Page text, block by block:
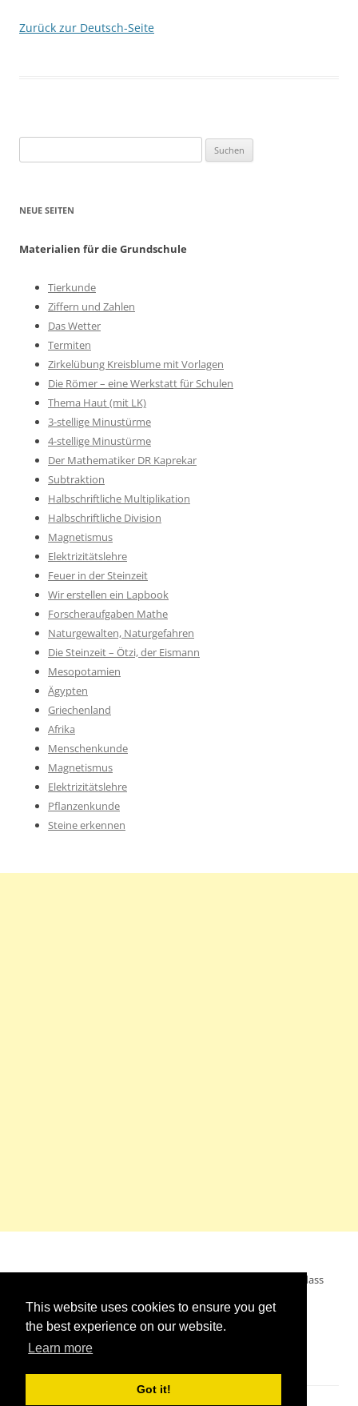
This website uses cookies to ensure you get
the best experience on our website.
Learn more
Got it!
Zurück zur Deutsch-Seite
nach:
NEUE SEITEN
Materialien für die Grundschule
Tierkunde
Ziffern und Zahlen
Das Wetter
Termiten
Zirkelübung Kreisblume mit Vorlagen
Die Römer – eine Werkstatt für Schulen
Thema Haut (mit LK)
3-stellige Minustürme
4-stellige Minustürme
Der Mathematiker DR Kaprekar
Subtraktion
Halbschriftliche Multiplikation
Halbschriftliche Division
Magnetismus
Elektrizitätslehre
Feuer in der Steinzeit
Wir erstellen ein Lapbook
Forscheraufgaben Mathe
Naturgewalten, Naturgefahren
Die Steinzeit – Ötzi, der Eismann
Mesopotamien
Ägypten
Griechenland
Afrika
Menschenkunde
Magnetismus
Elektrizitätslehre
Pflanzenkunde
Steine erkennen
Mein Wunsch: dass alle Menschen ohne Krieg leben dürfen, dass
alle Menschen den Krieg verurteilen und sich von den
Kriegstreibern abwenden. Das wünsche ich mir.